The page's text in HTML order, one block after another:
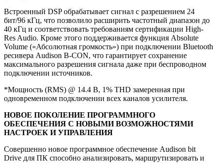
Встроенный DSP обрабатывает сигнал с разрешением 24
бит/96 кГц, что позволило расширить частотный диапазон до
40 кГц и соответствовать требованиям сертификации High-
Res Audio. Кроме этого поддерживается функция Absolute
Volume («Абсолютная громкость») при подключении Bluetooth
ресивера Audison B-CON, что гарантирует сохранение
максимального разрешения сигнала даже при беспроводном
подключении источников.
*Мощность (RMS) @ 14.4 В, 1% THD замеренная при
одновременном подключении всех каналов усилителя.
НОВОЕ ПОКОЛЕНИЕ ПРОГРАММНОГО
ОБЕСПЕЧЕНИЯ С НОВЫМИ ВОЗМОЖНОСТЯМИ
НАСТРОЕК И УПРАВЛЕНИЯ
Совершенно новое программное обеспечение Audison bit
Drive для ПК способно анализировать, маршрутизировать и